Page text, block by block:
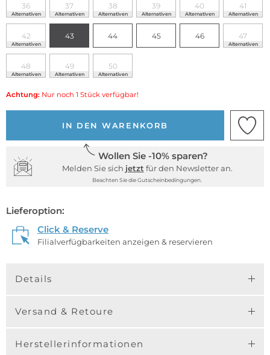
36
Alternativen
37
Alternativen
38
Alternativen
39
Alternativen
40
Alternativen
41
Alternativen
42
Alternativen
43 44 45 46 47
Alternativen
48
Alternativen
49
Alternativen
50
Alternativen
Achtung: Nur noch 1 Stück verfügbar!
IN DEN WARENKORB
Wollen Sie -10% sparen?
Melden Sie sich jetzt für den Newsletter an.
Beachten Sie die Gutscheinbedingungen.
Lieferoption:
Click & Reserve
Filialverfügbarkeiten anzeigen & reservieren
Details
Versand & Retoure
Herstellerinformationen